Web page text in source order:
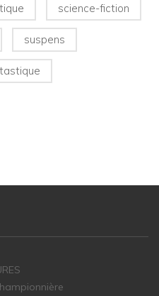
science-fiction
suspens